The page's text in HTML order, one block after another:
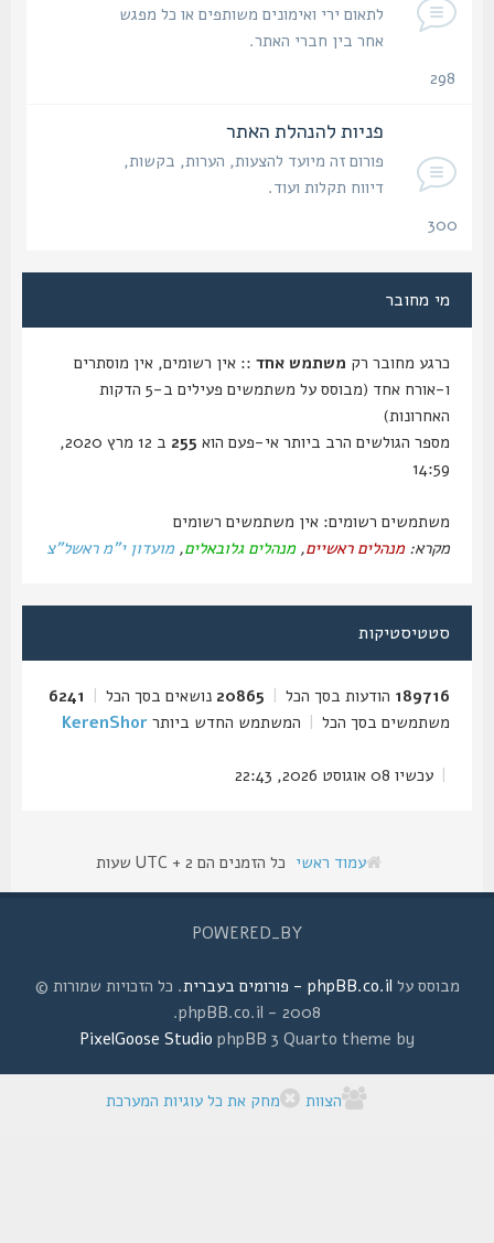
לתאום ירי ואימונים משותפים או כל מפגש
אחר בין חברי האתר.
פניות להנהלת האתר
פורום זה מיועד להצעות, הערות, בקשות,
דיווח תקלות ועוד.
מי מחובר
כרגע מחובר רקמשתמש אחד :: אין רשומים, אין מוסתרים
ו-אורח אחד (מבוסס על משתמשים פעילים ב-5 הדקות
האחרונות)
מספר הגולשים הרב ביותר אי-פעם הוא255
ב 12 מרץ 2020,
14:59
משתמשים רשומים: אין משתמשים רשומים
מקרא:מנהלים ראשיים,מנהלים גלובאלים,מועדון י"מ ראשל"צ
סטטיסטיקות
189716הודעות בסך הכל |
20865נושאים בסך הכל |
6241
משתמשים בסך הכל |המשתמש החדש ביותרKerenShor
עכשיו 08 אוגוסט 2026, 22:43
עמוד ראשי כל הזמנים הם UTC + 2 שעות
POWERED_BY
מבוסס עלphpBB.co.il - פורומים בעברית
. כל הזכויות שמורות ©
2008 - phpBB.co.il.
phpBB 3 Quarto theme by
PixelGoose Studio
הצוות מחק את כל עוגיות המערכת